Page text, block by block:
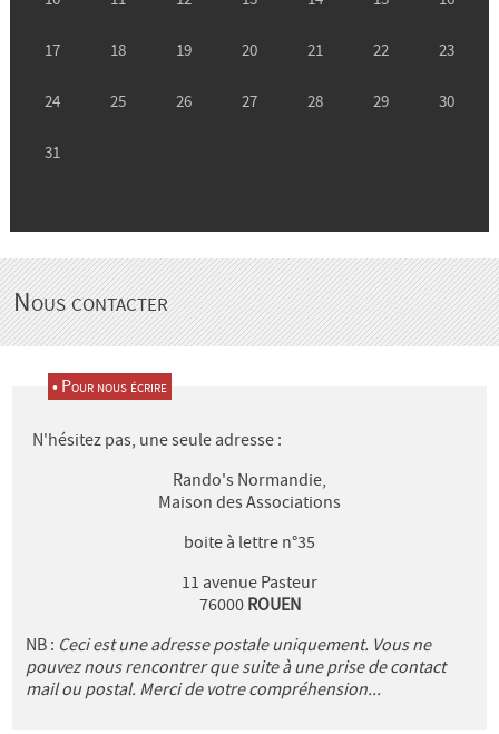
Nous contacter
• Pour nous écrire
N'hésitez pas, une seule adresse :
Rando's Normandie,
Maison des Associations
boite à lettre n°35
11 avenue Pasteur
76000 ROUEN
NB : Ceci est une adresse postale uniquement. Vous ne
pouvez nous rencontrer que suite à une prise de contact
mail ou postal. Merci de votre compréhension...